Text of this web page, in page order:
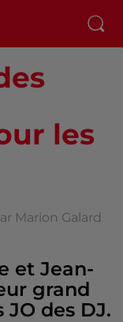
les
Marion Galard
et Jean-
grand
des DJ.